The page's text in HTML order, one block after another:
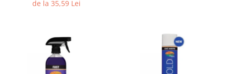
de la 35,59 Lei